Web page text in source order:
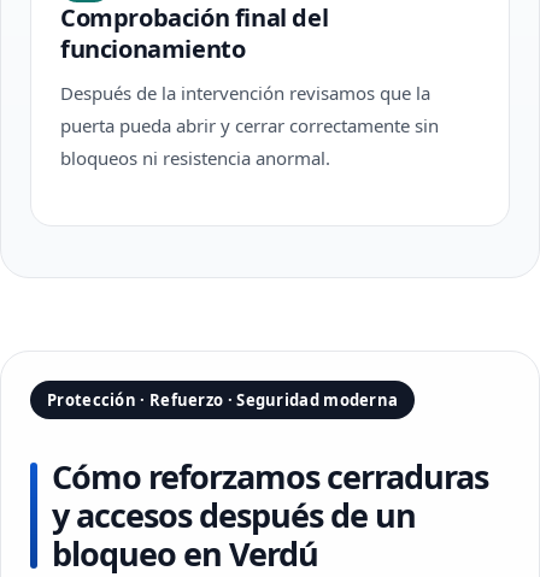
Comprobación final del
funcionamiento
Después de la intervención revisamos que la
puerta pueda abrir y cerrar correctamente sin
bloqueos ni resistencia anormal.
Protección · Refuerzo · Seguridad moderna
Cómo reforzamos cerraduras
y accesos después de un
bloqueo en Verdú